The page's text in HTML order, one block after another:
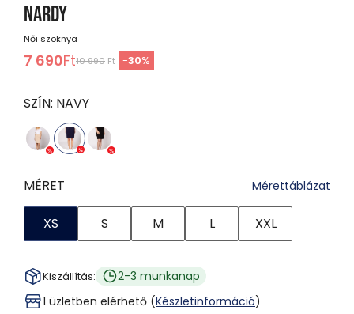
NARDY
Női szoknya
7 690Ft10 990 Ft -30%
SZÍN: NAVY
MÉRET Mérettáblázat
XS S M L XXL
Kiszállítás:
2-3 munkanap
1 üzletben elérhető (Készletinformáció)